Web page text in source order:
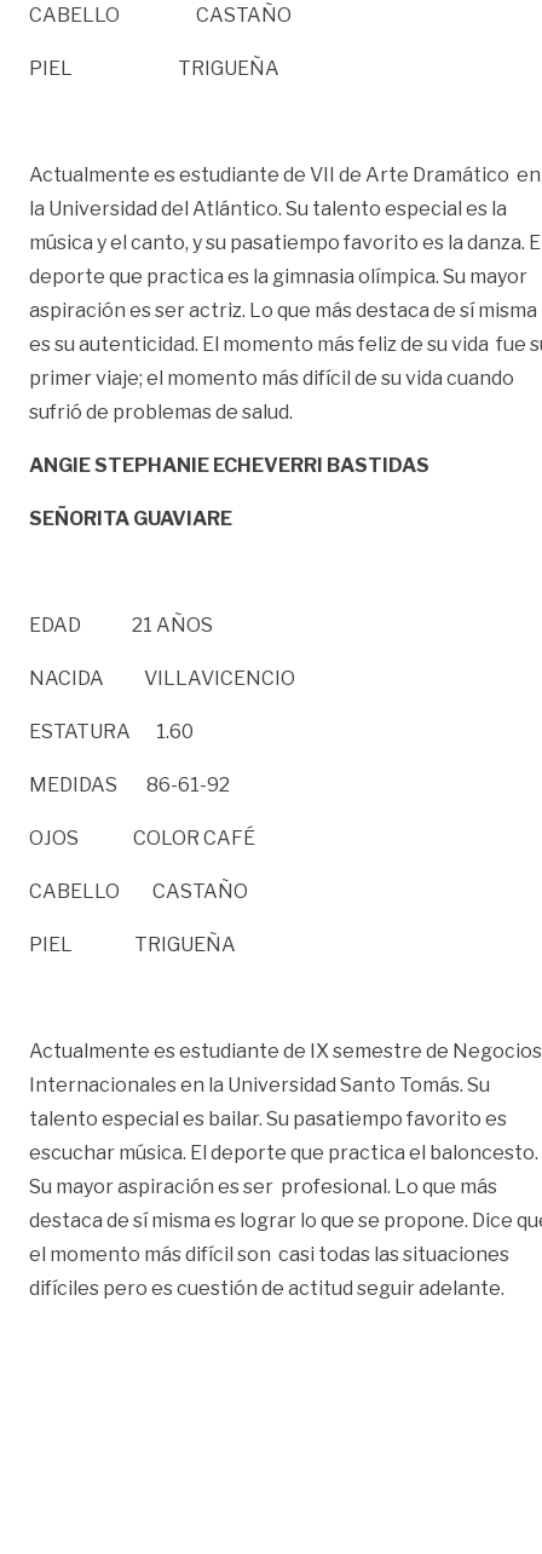
CABELLO CASTAÑO
PIEL TRIGUEÑA
Actualmente es estudiante de VII de Arte Dramático en
la Universidad del Atlántico. Su talento especial es la
música y el canto, y su pasatiempo favorito es la danza.
deporte que practica es la gimnasia olímpica. Su mayor
aspiración es ser actriz. Lo que más destaca de sí misma
es su autenticidad. El momento más feliz de su vida fue
primer viaje; el momento más difícil de su vida cuando
sufrió de problemas de salud.
ANGIE STEPHANIE ECHEVERRI BASTIDAS
SEÑORITA GUAVIARE
EDAD 21 AÑOS
NACIDA VILLAVICENCIO
ESTATURA 1.60
MEDIDAS 86-61-92
OJOS COLOR CAFÉ
CABELLO CASTAÑO
PIEL TRIGUEÑA
Actualmente es estudiante de IX semestre de Negocios
Internacionales en la Universidad Santo Tomás. Su
talento especial es bailar. Su pasatiempo favorito es
escuchar música. El deporte que practica el baloncesto.
Su mayor aspiración es ser profesional. Lo que más
destaca de sí misma es lograr lo que se propone. Dice
el momento más difícil son casi todas las situaciones
difíciles pero es cuestión de actitud seguir adelante.